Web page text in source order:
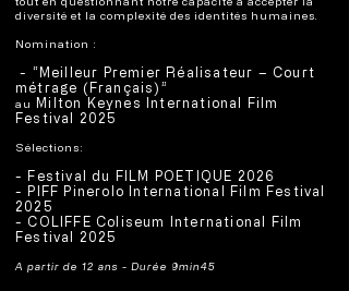
diversité et la complexité des identités humaines.
Nomination :
- “Meilleur Premier Réalisateur – Court
métrage (Français)”
au
Milton Keynes International Film
Festival 2025
Sélections:
- Festival du FILM POETIQUE 2026
- PIFF Pinerolo International Film Festival
2025
- COLIFFE Coliseum International Film
Festival 2025
A partir de 12 ans - Durée 9min45